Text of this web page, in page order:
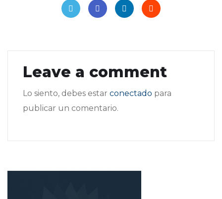
Leave a comment
Lo siento, debes estar conectado para
publicar un comentario.